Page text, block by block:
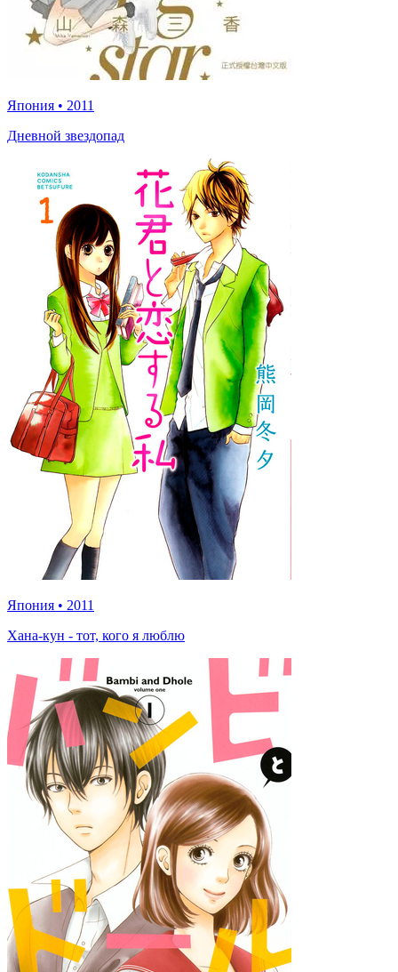
Япония • 2011
Дневной звездопад
Япония • 2011
Хана-кун - тот, кого я люблю